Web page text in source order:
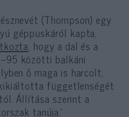
(Thompson) egy
géppuskáról kapta,
, hogy a dal és a
közötti balkáni
ő maga is harcolt,
függetlenségét
Állítása szerint a
tanúja.”